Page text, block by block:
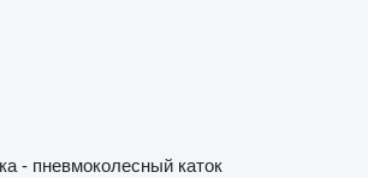
- пневмоколесный каток